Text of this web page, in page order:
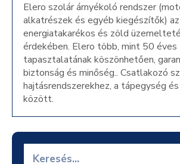
Elero szolár árnyékoló rendszer
alkatrészek és egyéb kiegészítők) az
energiatakarékos és zöld
érdekében. Elero több, mint 50 éves
tapasztalatának köszönhetően,
biztonság és minőség.. Csatlakozó
hajtásrendszerekhez, a tápegység
között.